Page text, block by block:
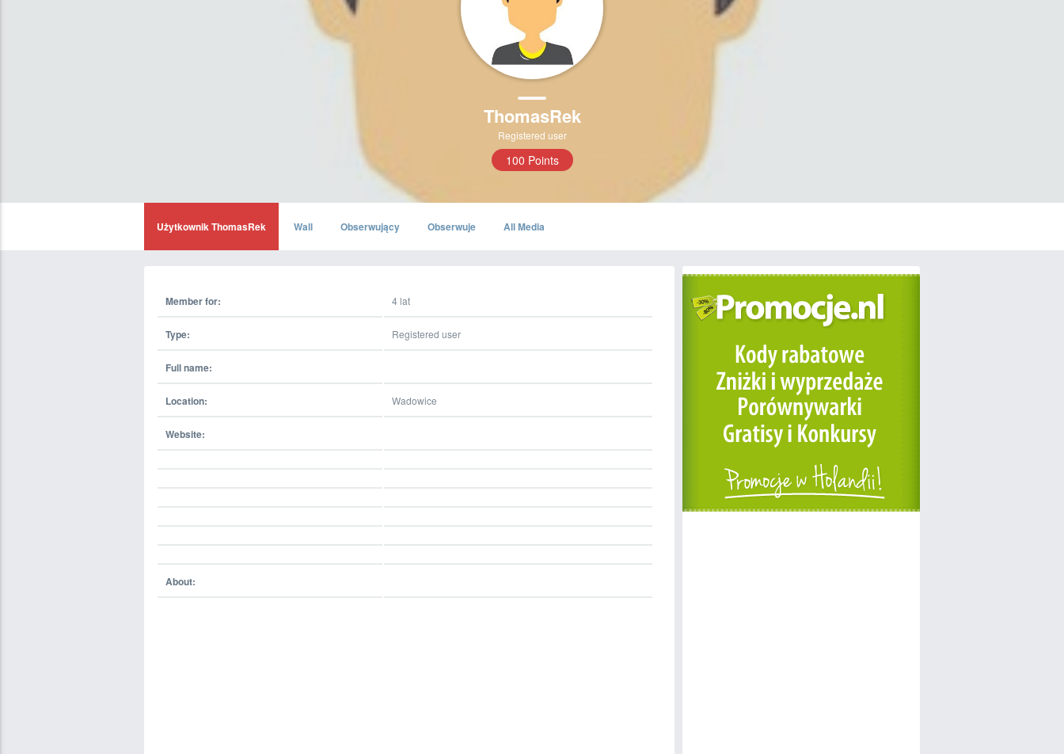
ThomasRek
Registered user
100 Points
Użytkownik ThomasRek Wall Obserwujący Obserwuje All Media
Member for: 4 lat
Type: Registered user
Full name:
Location: Wadowice
Website:
About: